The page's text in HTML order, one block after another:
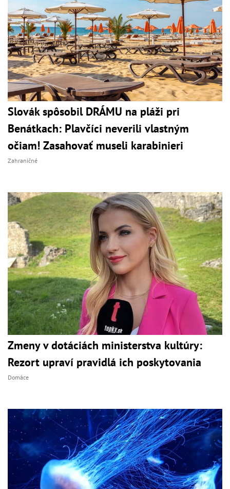
Slovák spôsobil DRÁMU na pláži pri
Benátkach: Plavčíci neverili vlastným
očiam! Zasahovať museli karabinieri
Zahraničné
Zmeny v dotáciách ministerstva kultúry:
Rezort upraví pravidlá ich poskytovania
Domáce